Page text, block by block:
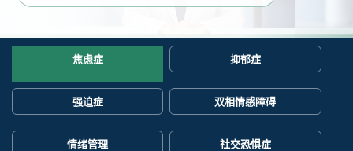
焦虑症 抑郁症
强迫症 双相情感障碍
情绪管理 社交恐惧症